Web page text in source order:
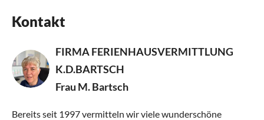
Kontakt
FIRMA FERIENHAUSVERMITTLUNG
K.D.BARTSCH
Frau M. Bartsch
Bereits seit 1997 vermitteln wir viele wunderschöne